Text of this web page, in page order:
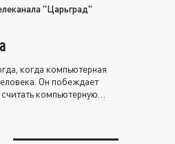
"Царьград"
когда компьютерная
Он побеждает
компьютерную